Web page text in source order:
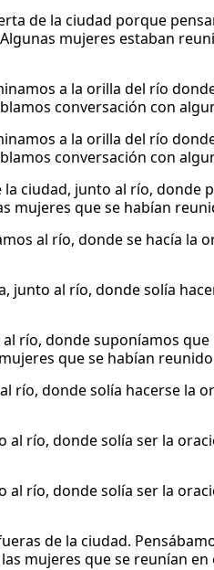
de la ciudad porque
mujeres estaban
a la orilla del río
conversación con
a la orilla del río
conversación con
ciudad, junto al río, donde
mujeres que se habían
al río, donde se hacía la
junto al río, donde solía
río, donde suponíamos
que se habían
río, donde solía hacerse la
río, donde solía ser la
río, donde solía ser la
de la ciudad.
mujeres que se reunían en